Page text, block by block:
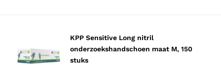
KPP Sensitive Long nitril
onderzoekshandschoen maat M, 150
stuks